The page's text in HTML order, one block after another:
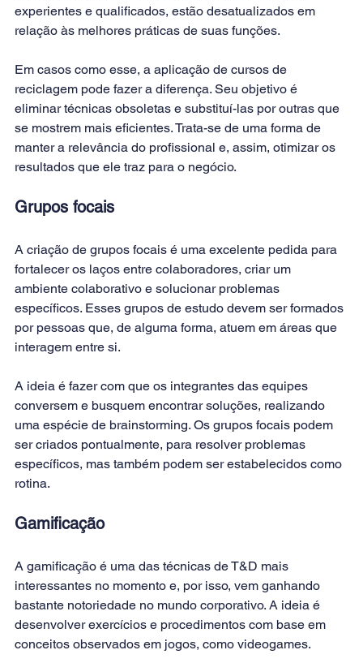
experientes e qualificados, estão desatualizados em
relação às melhores práticas de suas funções.
Em casos como esse, a aplicação de cursos de
reciclagem pode fazer a diferença. Seu objetivo é
eliminar técnicas obsoletas e substituí-las por outras que
se mostrem mais eficientes. Trata-se de uma forma de
manter a relevância do profissional e, assim, otimizar os
resultados que ele traz para o negócio.
Grupos focais
A criação de grupos focais é uma excelente pedida para
fortalecer os laços entre colaboradores, criar um
ambiente colaborativo e solucionar problemas
específicos. Esses grupos de estudo devem ser formados
por pessoas que, de alguma forma, atuem em áreas que
interagem entre si.
A ideia é fazer com que os integrantes das equipes
conversem e busquem encontrar soluções, realizando
uma espécie de brainstorming. Os grupos focais podem
ser criados pontualmente, para resolver problemas
específicos, mas também podem ser estabelecidos como
rotina.
Gamificação
A gamificação é uma das técnicas de T&D mais
interessantes no momento e, por isso, vem ganhando
bastante notoriedade no mundo corporativo. A ideia é
desenvolver exercícios e procedimentos com base em
conceitos observados em jogos, como videogames.